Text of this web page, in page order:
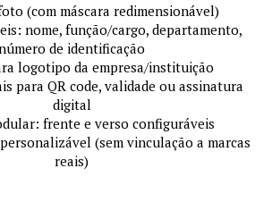
(com máscara redimensionável)
nome, função/cargo, departamento,
de identificação
logotipo da empresa/instituição
para QR code, validade ou assinatura
digital
frente e verso configuráveis
(sem vinculação a marcas
reais)